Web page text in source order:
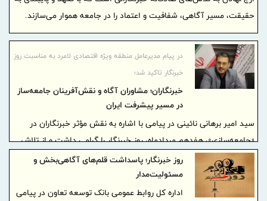
حقیقت، مسیر آگاهی، شفافیت و اعتماد را در جامعه هموار می‌سازند.
در پیام مدیرعامل منطقه ویژه اقتصادی لامرد به مناسبت روز
خبرنگار تاکید شد؛
خبرنگاران؛ مشاوران آگاه و نقش‌آفرینان جامعه‌ساز
در مسیر پیشرفت ایران
سید امیر برهانی نائینی در پیامی با اشاره به نقش مؤثر خبرنگاران در
«جامعه‌سازی»، هفدهم مردادماه، روز خبرنگار را گرامی داشت و از تلاش
فعالان عرصه خبر، آگاهی‌بخشی و روایت‌گری تجلیل کرد
روز خبرنگار؛ پاسداشت قلم‌های آگاهی‌بخش و
مسئولیت‌مدار
اداره کل روابط عمومی بانک توسعه تعاون در پیامی